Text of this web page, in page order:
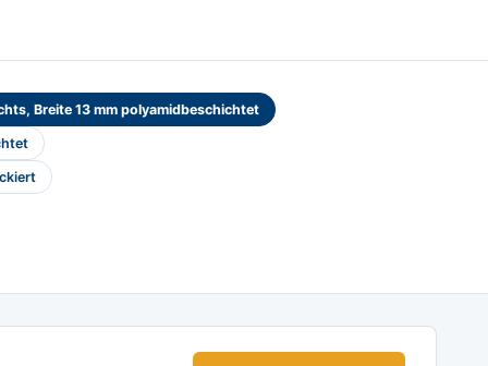
Breite 13 mm polyamidbeschichtet